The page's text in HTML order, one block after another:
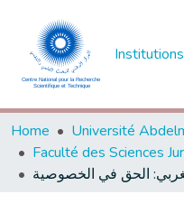
Institutions
Home